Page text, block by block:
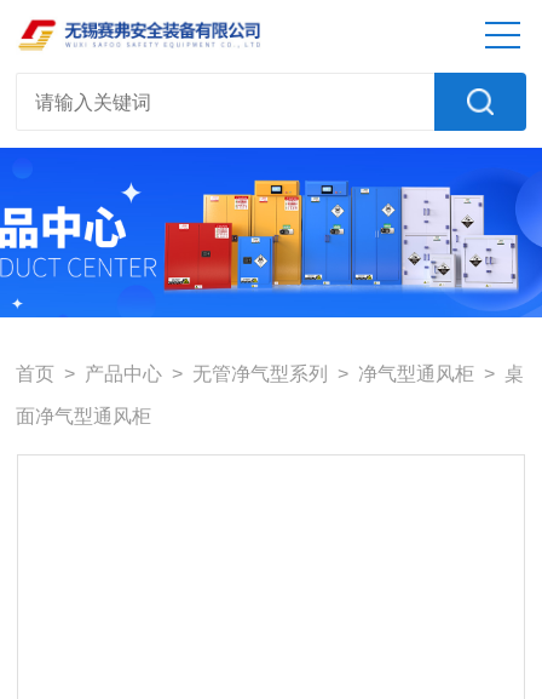
首页 > 产品中心 > 无管净气型系列 > 净气型通风柜 > 桌
面净气型通风柜